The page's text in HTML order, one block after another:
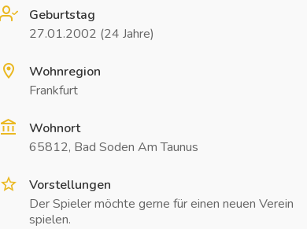
Geburtstag
27.01.2002 (24 Jahre)
Wohnregion
Frankfurt
Wohnort
65812, Bad Soden Am Taunus
Vorstellungen
Der Spieler möchte gerne für einen neuen Verein
spielen.